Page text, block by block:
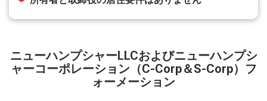
ニューハンプシャーLLCおよびニューハンプシ
ャーコーポレーション（C-Corp＆S-Corp）フ
ォーメーション